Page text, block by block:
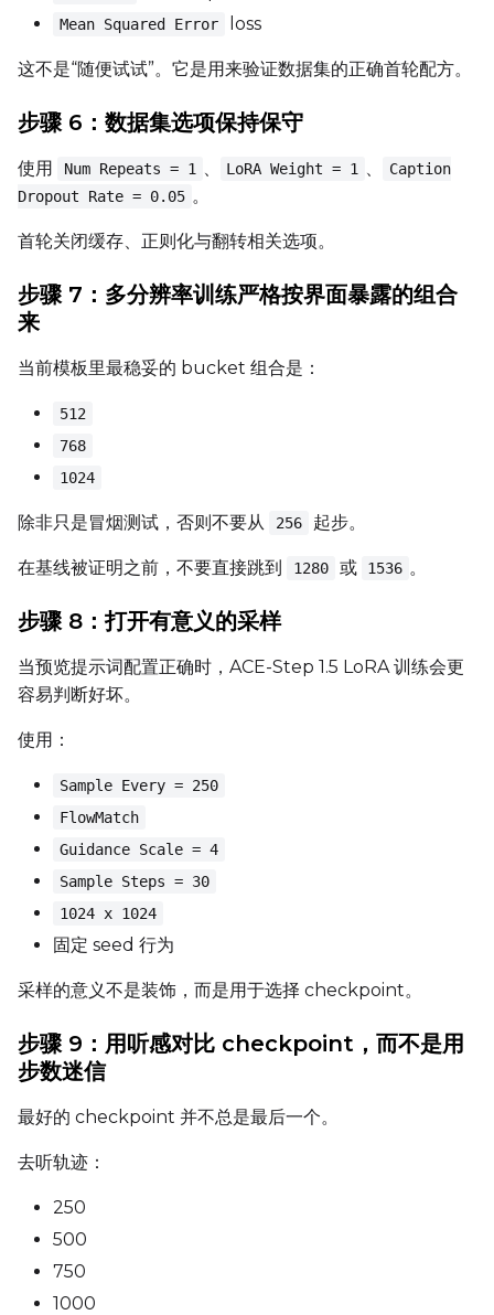
Mean Squared Error loss
这不是“随便试试”。它是用来验证数据集的正确首轮配方。
步骤 6：数据集选项保持保守
使用 Num Repeats = 1 LoRA Weight = 1
Caption
Dropout Rate = 0.05 。
首轮关闭缓存、正则化与翻转相关选项。
步骤 7：多分辨率训练严格按界面暴露的组合
来
当前模板里最稳妥的 bucket 组合是：
512
768
1024
除非只是冒烟测试，否则不要从 256 起步。
在基线被证明之前，不要直接跳到 1280 或 1536 。
步骤 8：打开有意义的采样
当预览提示词配置正确时，ACE-Step 1.5 LoRA 训练会更
容易判断好坏。
使用：
Sample Every = 250
FlowMatch
Guidance Scale = 4
Sample Steps = 30
1024 x 1024
固定 seed 行为
采样的意义不是装饰，而是用于选择 checkpoint。
步骤 9：用听感对比 checkpoint，而不是用
步数迷信
最好的 checkpoint 并不总是最后一个。
去听轨迹：
250
500
750
1000